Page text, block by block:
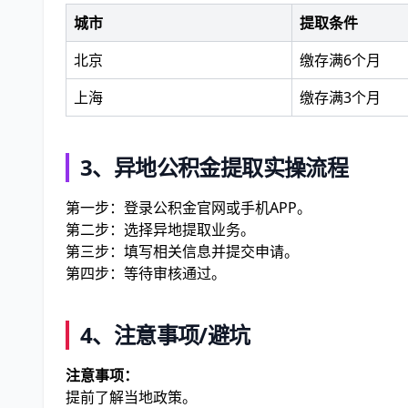
城市 提取条件
北京
缴存满6个月
上海
缴存满3个月
3、异地公积金提取实操流程
第一步：登录公积金官网或手机APP。
第二步：选择异地提取业务。
第三步：填写相关信息并提交申请。
第四步：等待审核通过。
4、注意事项/避坑
注意事项：
提前了解当地政策。